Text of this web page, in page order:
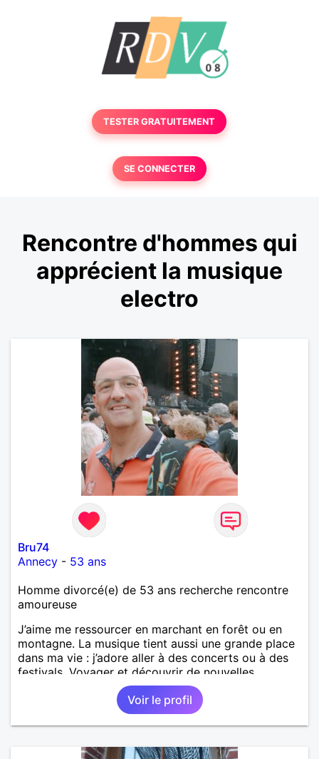
TESTER GRATUITEMENT
SE CONNECTER
Rencontre d'hommes qui
apprécient la musique
electro
Bru74
Annecy - 53 ans
Homme divorcé(e) de 53 ans recherche rencontre
amoureuse
J’aime me ressourcer en marchant en forêt ou en
montagne. La musique tient aussi une grande place
dans ma vie : j’adore aller à des concerts ou à des
festivals. Voyager et découvrir de nouvelles
cultures, c’est ce qui m’inspire le plus. J’aimerais
rencontrer quelqu’un avec qui partager ces
moments simples et sincères.
Voir le profil